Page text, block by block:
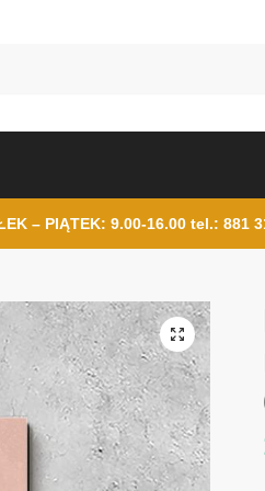
– PIĄTEK: 9.00-16.00 tel.: 881